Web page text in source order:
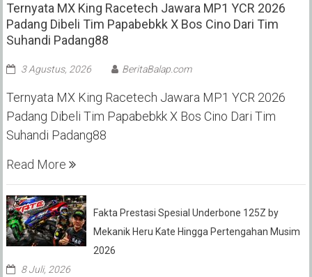
Ternyata MX King Racetech Jawara MP1 YCR 2026
Padang Dibeli Tim Papabebkk X Bos Cino Dari Tim
Suhandi Padang88
3 Agustus, 2026 BeritaBalap.com
Ternyata MX King Racetech Jawara MP1 YCR 2026
Padang Dibeli Tim Papabebkk X Bos Cino Dari Tim
Suhandi Padang88
Read More
Fakta Prestasi Spesial Underbone 125Z by
Mekanik Heru Kate Hingga Pertengahan Musim
2026
8 Juli, 2026